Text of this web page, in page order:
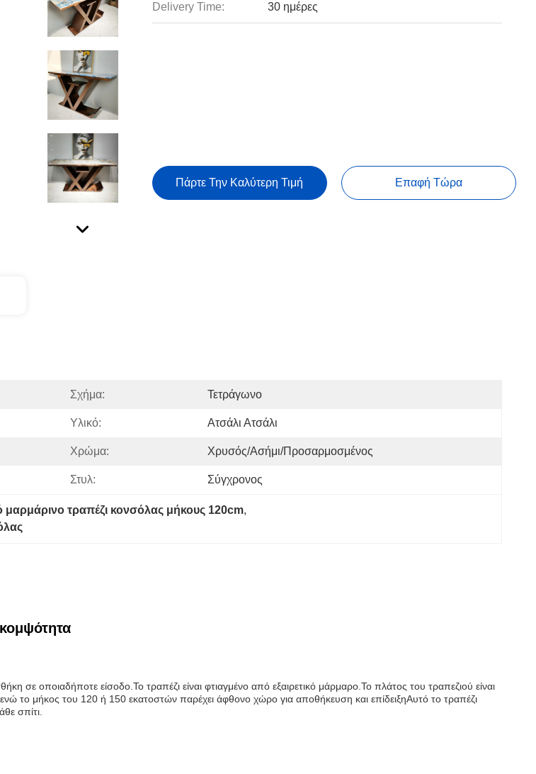
Delivery Time: 30 ημέρες
Πάρτε Την Καλύτερη Τιμή Επαφή Τώρα
Σχήμα: Τετράγωνο
Υλικό: Ατσάλι Ατσάλι
Χρώμα: Χρυσός/ασήμι/προσαρμοσμένος
Στυλ: Σύγχρονος
μαρμάρινο τραπέζι κονσόλας μήκους 120cm,
σε οποιαδήποτε είσοδο.Το τραπέζι είναι φτιαγμένο από εξαιρετικό μάρμαρο.Το πλάτος του τραπεζιού είναι
το μήκος του 120 ή 150 εκατοστών παρέχει άφθονο χώρο για αποθήκευση και επίδειξηΑυτό το τραπέζι
σπίτι.